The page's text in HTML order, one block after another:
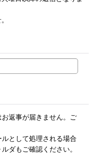
返事が届きません。ご
として処理される場合
ダもご確認ください。